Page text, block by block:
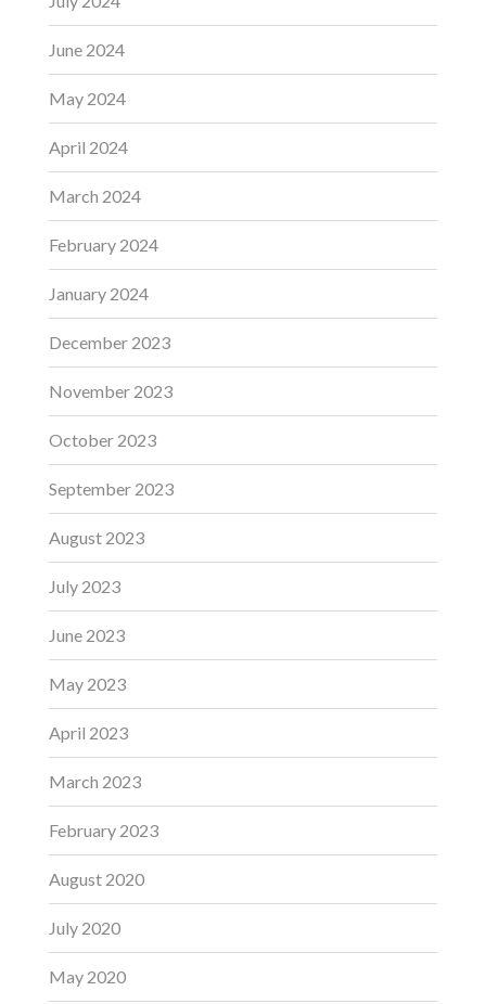
June 2024
May 2024
April 2024
March 2024
February 2024
January 2024
December 2023
November 2023
October 2023
September 2023
August 2023
July 2023
June 2023
May 2023
April 2023
March 2023
February 2023
August 2020
July 2020
May 2020